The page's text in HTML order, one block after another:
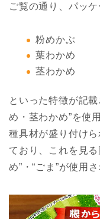
ご覧の通り、パッ
粉めかぶ
葉わかめ
茎わかめ
といった特徴が記
め・茎わかめ”を使
種具材が盛り付け
ており、これを見
め”・“ごま”が使用